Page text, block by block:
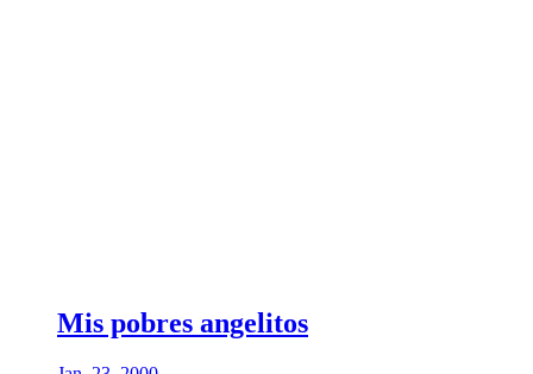
Mis pobres angelitos